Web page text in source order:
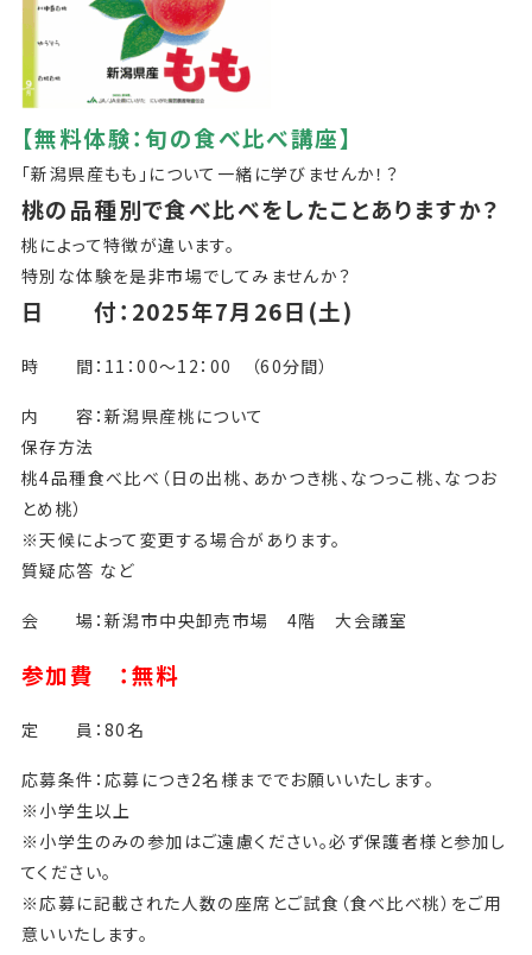
【無料体験：旬の食べ比べ講座】
「新潟県産もも」について一緒に学びませんか！？
桃の品種別で食べ比べをしたことありますか？
桃によって特徴が違います。
特別な体験を是非市場でしてみませんか？
日 付：2025年7月26日(土)
時 間：11：00～12：00 （60分間）
内 容：新潟県産桃について
保存方法
桃4品種食べ比べ（日の出桃、あかつき桃、なつっこ桃、なつお
とめ桃）
※天候によって変更する場合があります。
質疑応答 など
会 場：新潟市中央卸売市場 4階 大会議室
参加費 ：無料
定 員：80名
応募条件：応募につき2名様まででお願いいたします。
※小学生以上
※小学生のみの参加はご遠慮ください。必ず保護者様と参加し
てください。
※応募に記載された人数の座席とご試食（食べ比べ桃）をご用
意いいたします。